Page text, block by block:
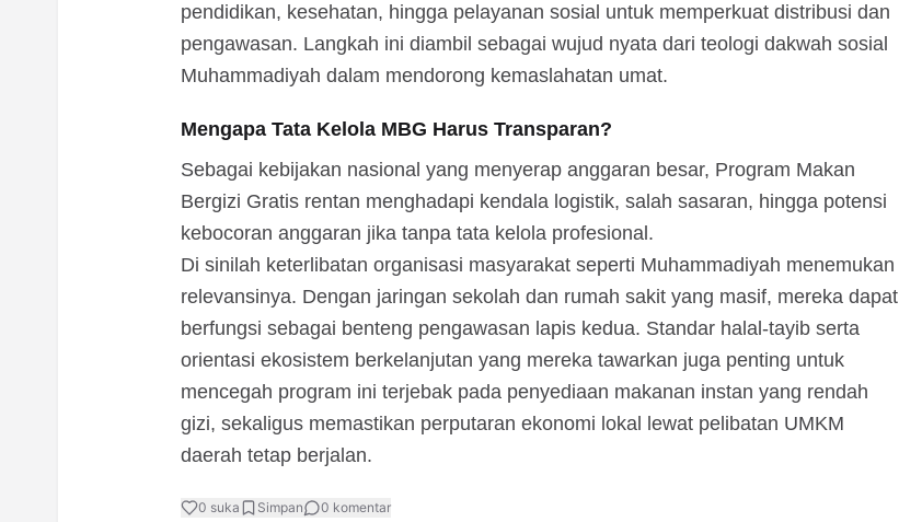
pendidikan, kesehatan, hingga pelayanan sosial untuk memperkuat distribusi dan
pengawasan. Langkah ini diambil sebagai wujud nyata dari teologi dakwah sosial
Muhammadiyah dalam mendorong kemaslahatan umat.
Mengapa Tata Kelola MBG Harus Transparan?
Sebagai kebijakan nasional yang menyerap anggaran besar, Program Makan
Bergizi Gratis rentan menghadapi kendala logistik, salah sasaran, hingga potensi
kebocoran anggaran jika tanpa tata kelola profesional.
Di sinilah keterlibatan organisasi masyarakat seperti Muhammadiyah menemukan
relevansinya. Dengan jaringan sekolah dan rumah sakit yang masif, mereka dapat
berfungsi sebagai benteng pengawasan lapis kedua. Standar halal-tayib serta
orientasi ekosistem berkelanjutan yang mereka tawarkan juga penting untuk
mencegah program ini terjebak pada penyediaan makanan instan yang rendah
gizi, sekaligus memastikan perputaran ekonomi lokal lewat pelibatan UMKM
daerah tetap berjalan.
0 suka Simpan 0 komentar